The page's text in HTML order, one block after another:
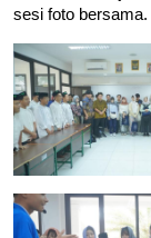
sesi foto bersama.